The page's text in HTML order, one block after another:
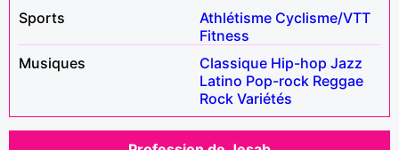
Sports
Athlétisme Cyclisme/VTT
Fitness
Musiques
Classique Hip-hop Jazz
Latino Pop-rock Reggae
Rock Variétés